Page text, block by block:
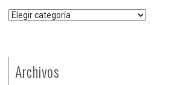
Categorías
Archivos